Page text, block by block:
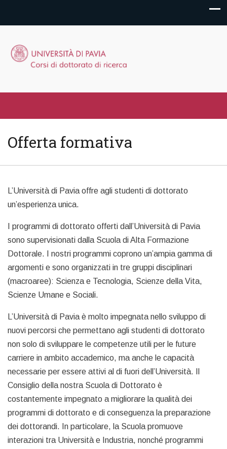
Offerta formativa
L’Università di Pavia offre agli studenti di dottorato
un’esperienza unica.
I programmi di dottorato offerti dall’Università di Pavia
sono supervisionati dalla Scuola di Alta Formazione
Dottorale. I nostri programmi coprono un’ampia gamma di
argomenti e sono organizzati in tre gruppi disciplinari
(macroaree): Scienza e Tecnologia, Scienze della Vita,
Scienze Umane e Sociali.
L’Università di Pavia è molto impegnata nello sviluppo di
nuovi percorsi che permettano agli studenti di dottorato
non solo di sviluppare le competenze utili per le future
carriere in ambito accademico, ma anche le capacità
necessarie per essere attivi al di fuori dell’Università. Il
Consiglio della nostra Scuola di Dottorato è
costantemente impegnato a migliorare la qualità dei
programmi di dottorato e di conseguenza la preparazione
dei dottorandi. In particolare, la Scuola promuove
interazioni tra Università e Industria, nonché programmi